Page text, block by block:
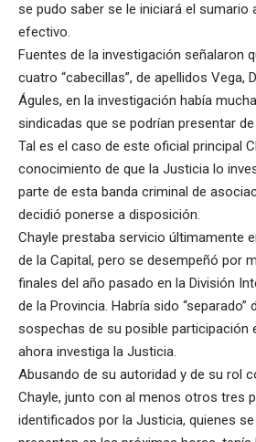
se pudo saber se le iniciará el sumario
efectivo.
Fuentes de la investigación señalaron
cuatro “cabecillas”, de apellidos Vega,
Águles, en la investigación había
sindicadas que se podrían presentar
Tal es el caso de este oficial principal
conocimiento de que la Justicia lo
parte de esta banda criminal de
decidió ponerse a disposición.
Chayle prestaba servicio últimamente
de la Capital, pero se desempeñó por
finales del año pasado en la División
de la Provincia. Habría sido “separado”
sospechas de su posible participación
ahora investiga la Justicia.
Abusando de su autoridad y de su rol
Chayle, junto con al menos otros tres
identificados por la Justicia, quienes